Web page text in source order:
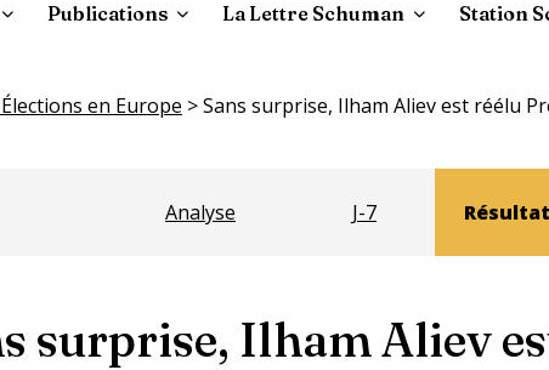
Publications La Lettre Schuman Station
en Europe >Sans surprise, Ilham Aliev est réélu
Analyse J-7
surprise, Ilham Aliev